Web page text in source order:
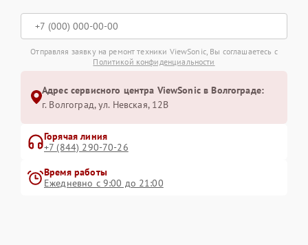
Отправляя заявку на ремонт техники ViewSonic, Вы соглашаетесь с
Политикой конфиденциальности
Адрес сервисного центра ViewSonic в Волгограде:
г. Волгоград, ул. Невская, 12В
Горячая линия
+7 (844) 290-70-26
Время работы
Ежедневно с 9:00 до 21:00